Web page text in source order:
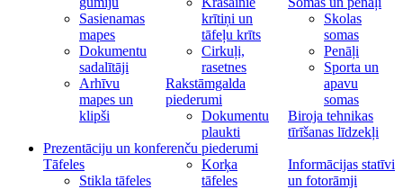
Sasienamas
mapes
Dokumentu
sadalītāji
Arhīvu
mapes un
klipši
krītiņi un
tāfeļu krīts
Cirkuļi,
rasetnes
Rakstāmgalda
piederumi
Dokumentu
plaukti
Skolas
somas
Penāļi
Sporta un
apavu
somas
Biroja tehnikas
tīrīšanas līdzekļi
Prezentāciju un konferenču piederumi
Tāfeles
Stikla tāfeles
Korķa
tāfeles
Informācijas statīvi
un fotorāmji